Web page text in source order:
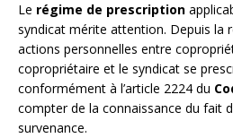
Le régime de prescription
syndicat mérite attention. Depuis la
actions personnelles entre
copropriétaire et le syndicat se
conformément à l’article 2224 du
compter de la connaissance du fait
survenance.